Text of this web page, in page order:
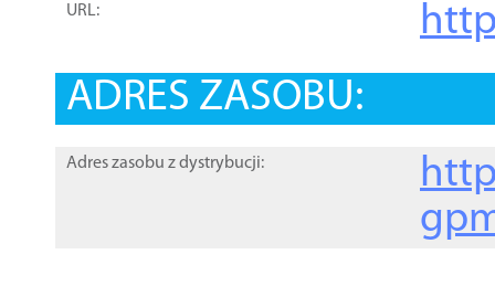
URL:
ADRES ZASOBU:
Adres zasobu z dystrybucji: